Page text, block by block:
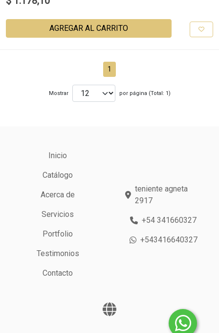
AGREGAR AL CARRITO
1
Mostrar por página (Total: 1)
Inicio
Catálogo
Acerca de
Servicios
Portfolio
Testimonios
Contacto
teniente agneta
2917
+54 341660327
+543416640327